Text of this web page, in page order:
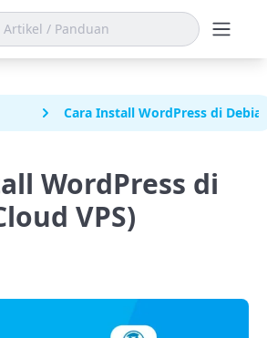
Cara Install WordPress di
WordPress di
VPS)